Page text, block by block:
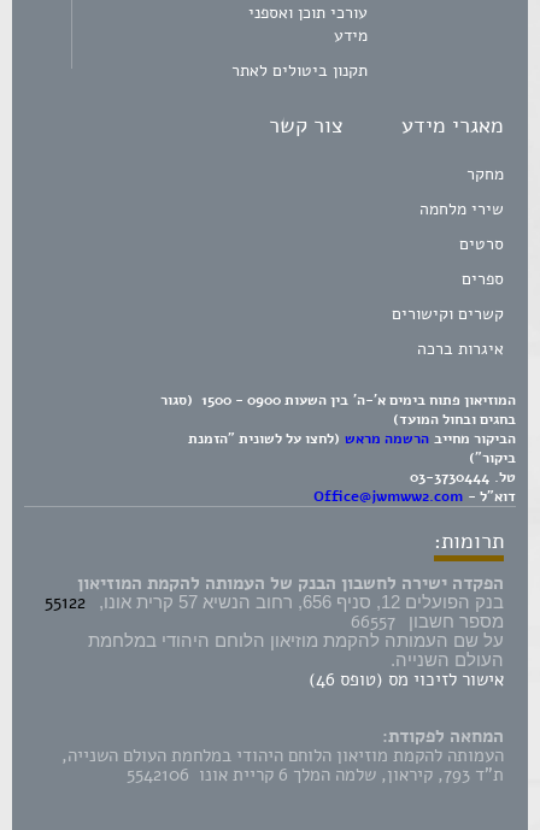
עורכי תוכן ואספני
מידע
תקנון ביטולים לאתר
מאגרי מידע
מחקר
שירי מלחמה
סרטים
ספרים
קשרים וקישורים
איגרות ברכה
צור קשר
המוזיאון פתוח בימים א'-ה' בין השעות 0900 - 1500 (סגור
בחגים ובחול המועד)
הביקור מחייב הרשמה מראש (לחצו על לשונית "הזמנת
ביקור")
טל. 03-3730444
דוא"ל - Office@jwmww2.com
תרומות:
הפקדה ישירה לחשבון הבנק של העמותה להקמת המוזיאון
בנק הפועלים 12, סניף 656, רחוב הנשיא 57 קרית אונו, 55122
מספר חשבון 66557
על שם העמותה להקמת מוזיאון הלוחם היהודי במלחמת
העולם השנייה.
אישור לזיכוי מס (טופס 46)
המחאה לפקודת:
העמותה להקמת מוזיאון הלוחם היהודי במלחמת העולם השנייה,
ת"ד 793, קיראון, שלמה המלך 6 קריית אונו 5542106